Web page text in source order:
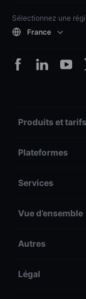
Sélectionnez une
France
Produits et tarifs
Plateformes
Services
Vue d’ensemble
Autres
Légal